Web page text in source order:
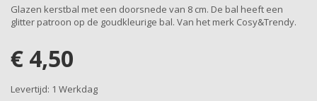
Glazen kerstbal met een doorsnede van 8 cm. De bal heeft een
glitter patroon op de goudkleurige bal. Van het merk Cosy&Trendy.
€ 4,50
Levertijd: 1 Werkdag